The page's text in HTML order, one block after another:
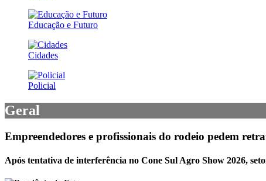
Educação e Futuro
Cidades
Policial
Geral
Empreendedores e profissionais do rodeio pedem
Após tentativa de interferência no Cone Sul Agro Show 2026,